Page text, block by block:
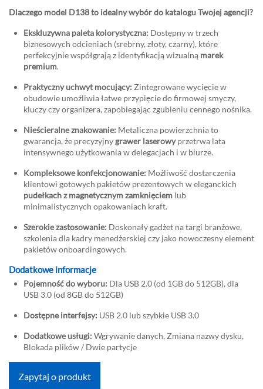
Dlaczego model D138 to idealny wybór do katalogu Twojej agencji?
Ekskluzywna paleta kolorystyczna: Dostępny w trzech
biznesowych odcieniach (srebrny, złoty, czarny), które
perfekcyjnie współgrają z identyfikacją wizualną marek
premium.
Praktyczny uchwyt mocujący: Zintegrowane wycięcie w
obudowie umożliwia łatwe przypięcie do firmowej smyczy,
kluczy czy organizera, zapobiegając zgubieniu cennego nośnika.
Nieścieralne znakowanie: Metaliczna powierzchnia to
gwarancja, że precyzyjnygrawer laserowyprzetrwa lata
intensywnego użytkowania w delegacjach i w biurze.
Kompleksowe konfekcjonowanie: Możliwość dostarczenia
klientowi gotowych pakietów prezentowych w eleganckich
pudełkach z magnetycznym zamknięciem lub
minimalistycznych opakowaniach kraft.
Szerokie zastosowanie: Doskonały gadżet na targi branżowe,
szkolenia dla kadry menedżerskiej czy jako nowoczesny element
pakietów onboardingowych.
Dodatkowe informacje
Pojemność do wyboru: Dla USB 2.0 (od 1GB do 512GB), dla
USB 3.0 (od 8GB do 512GB)
Dostępne interfejsy: USB 2.0 lub szybkie USB 3.0
Dodatkowe usługi: Wgrywanie danych, Zmiana nazwy dysku,
Blokada plików / Dwie partycje
Zapytaj o produkt